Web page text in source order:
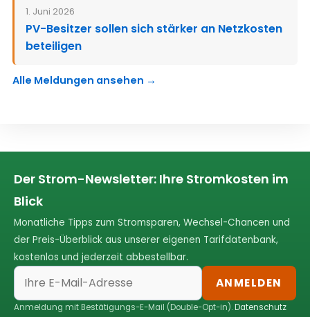
1. Juni 2026
PV-Besitzer sollen sich stärker an Netzkosten
beteiligen
Alle Meldungen ansehen →
Der Strom-Newsletter: Ihre Stromkosten im
Blick
Monatliche Tipps zum Stromsparen, Wechsel-Chancen und
der Preis-Überblick aus unserer eigenen Tarifdatenbank,
kostenlos und jederzeit abbestellbar.
ANMELDEN
Anmeldung mit Bestätigungs-E-Mail (Double-Opt-in).Datenschutz